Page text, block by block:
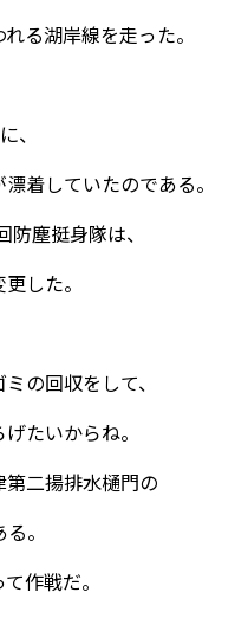
る湖岸線を走った。
、
着していたのである。
塵挺身隊は、
した。
の回収をして、
たいからね。
二揚排水樋門の
。
作戦だ。